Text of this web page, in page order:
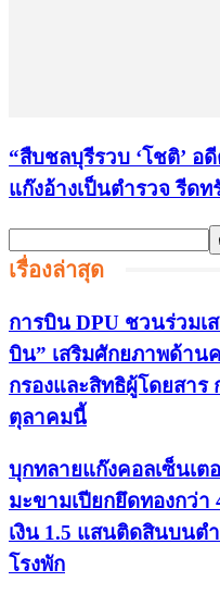
“สืบชลบุรีรวบ ‘โชติ’ อ
แก๊งอ้างเป็นตำรวจ รีดท
เรื่องล่าสุด
การบิน DPU ชวนร่วมเ
บิน” เสริมศักยภาพด้าน
กรองและสิทธิผู้โดยสาร
ตุลาคมนี้
บุกทลายแก๊งคอลเซ็นเต
มะขามเปียกยึดทองกว่า
เงิน 1.5 แสนติดสินบนต
โรงพัก